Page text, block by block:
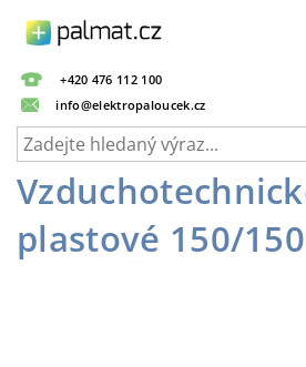
+420 476 112 100
info@elektropaloucek.cz
plastové 150/